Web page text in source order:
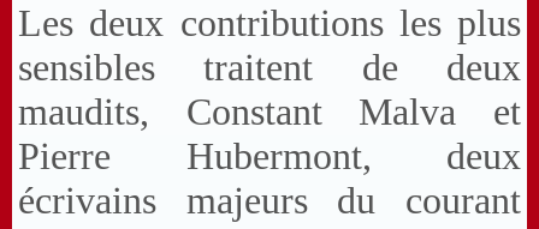
Les deux contributions les plus
sensibles traitent de deux
maudits, Constant Malva et
Pierre Hubermont, deux
écrivains majeurs du courant